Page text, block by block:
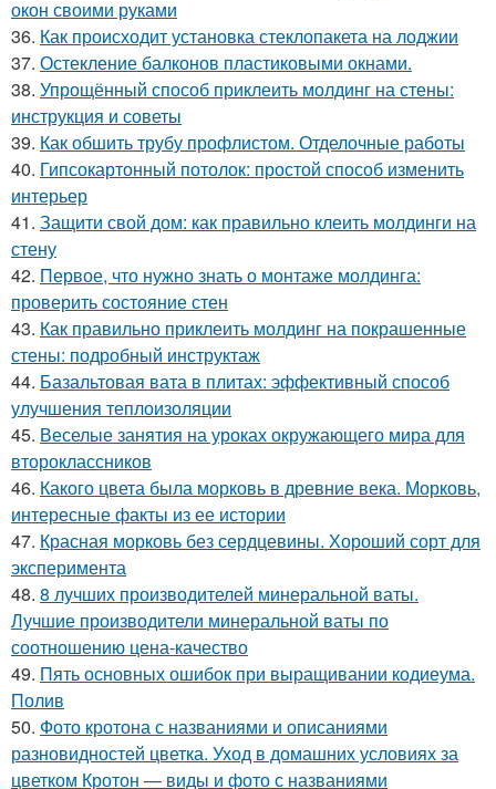
окон своими руками
36. Как происходит установка стеклопакета на лоджии
37. Остекление балконов пластиковыми окнами.
38. Упрощённый способ приклеить молдинг на стены:
инструкция и советы
39. Как обшить трубу профлистом. Отделочные работы
40. Гипсокартонный потолок: простой способ изменить
интерьер
41. Защити свой дом: как правильно клеить молдинги на
стену
42. Первое, что нужно знать о монтаже молдинга:
проверить состояние стен
43. Как правильно приклеить молдинг на покрашенные
стены: подробный инструктаж
44. Базальтовая вата в плитах: эффективный способ
улучшения теплоизоляции
45. Веселые занятия на уроках окружающего мира для
второклассников
46. Какого цвета была морковь в древние века. Морковь,
интересные факты из ее истории
47. Красная морковь без сердцевины. Хороший сорт для
эксперимента
48. 8 лучших производителей минеральной ваты.
Лучшие производители минеральной ваты по
соотношению цена-качество
49. Пять основных ошибок при выращивании кодиеума.
Полив
50. Фото кротона с названиями и описаниями
разновидностей цветка. Уход в домашних условиях за
цветком Кротон — виды и фото с названиями